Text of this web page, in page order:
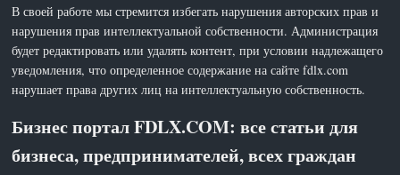
В своей работе мы стремится избегать нарушения авторских прав и
нарушения прав интеллектуальной собственности. Администрация
будет редактировать или удалять контент, при условии надлежащего
уведомления, что определенное содержание на сайте fdlx.com
нарушает права других лиц на интеллектуальную собственность.
Бизнес портал FDLX.COM: все статьи для
бизнеса, предпринимателей, всех граждан